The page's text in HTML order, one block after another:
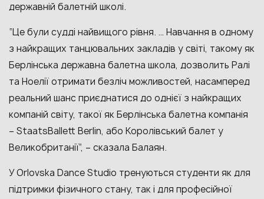
державній балетній школі.
“Це були судді найвищого рівня. … Навчання в одному
з найкращих танцювальних закладів у світі, такому як
Берлінська державна балетна школа, дозволить Ралі
та Ноелії отримати безліч можливостей, насамперед
реальний шанс приєднатися до однієї з найкращих
компаній світу, такої як Берлінська балетна компанія
– StaatsBallett Berlin, або Королівський балет у
Великобританії”, – сказала Балаян.
У Orlovska Dance Studio тренуються студенти як для
підтримки фізичного стану, так і для професійної